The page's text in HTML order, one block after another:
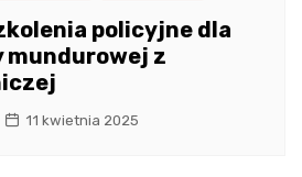
policyjne dla
mundurowej z
11 kwietnia 2025